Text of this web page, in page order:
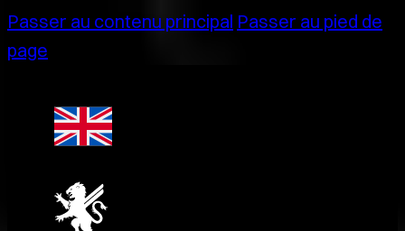
Passer au contenu principal Passer au pied de
page